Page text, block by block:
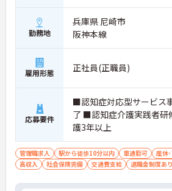
勤務地
兵庫県 尼崎市
阪神本線
雇用形態 正社員(正職員)
応募要件
■認知症対応型サービス
了 ■認知症介護実践者
護3年以上
管理職求人 駅から徒歩10分以内 車通勤可
産休
高収入
社会保険完備 交通費支給 退職金制度あり